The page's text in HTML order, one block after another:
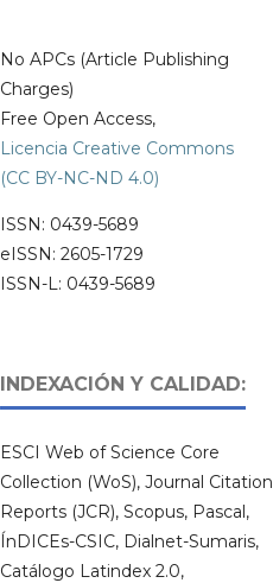
No APCs (Article Publishing
Charges)
Free Open Access,
Licencia Creative Commons
(CC BY-NC-ND 4.0)
ISSN: 0439-5689
eISSN: 2605-1729
ISSN-L: 0439-5689
INDEXACIÓN Y CALIDAD:
ESCI Web of Science Core
Collection (WoS), Journal Citation
Reports (JCR), Scopus, Pascal,
ÍnDICEs-CSIC, Dialnet-Sumaris,
Catálogo Latindex 2.0,